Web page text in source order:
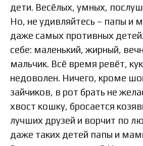
дети. Весёлых, умных,
Но, не удивляйтесь – папы и
даже самых противных
себе: маленький, жирный,
мальчик. Всё время ревёт,
недоволен. Ничего, кроме
зайчиков, в рот брать не
хвост кошку, бросается
лучших друзей и ворчит по
даже таких детей папы и